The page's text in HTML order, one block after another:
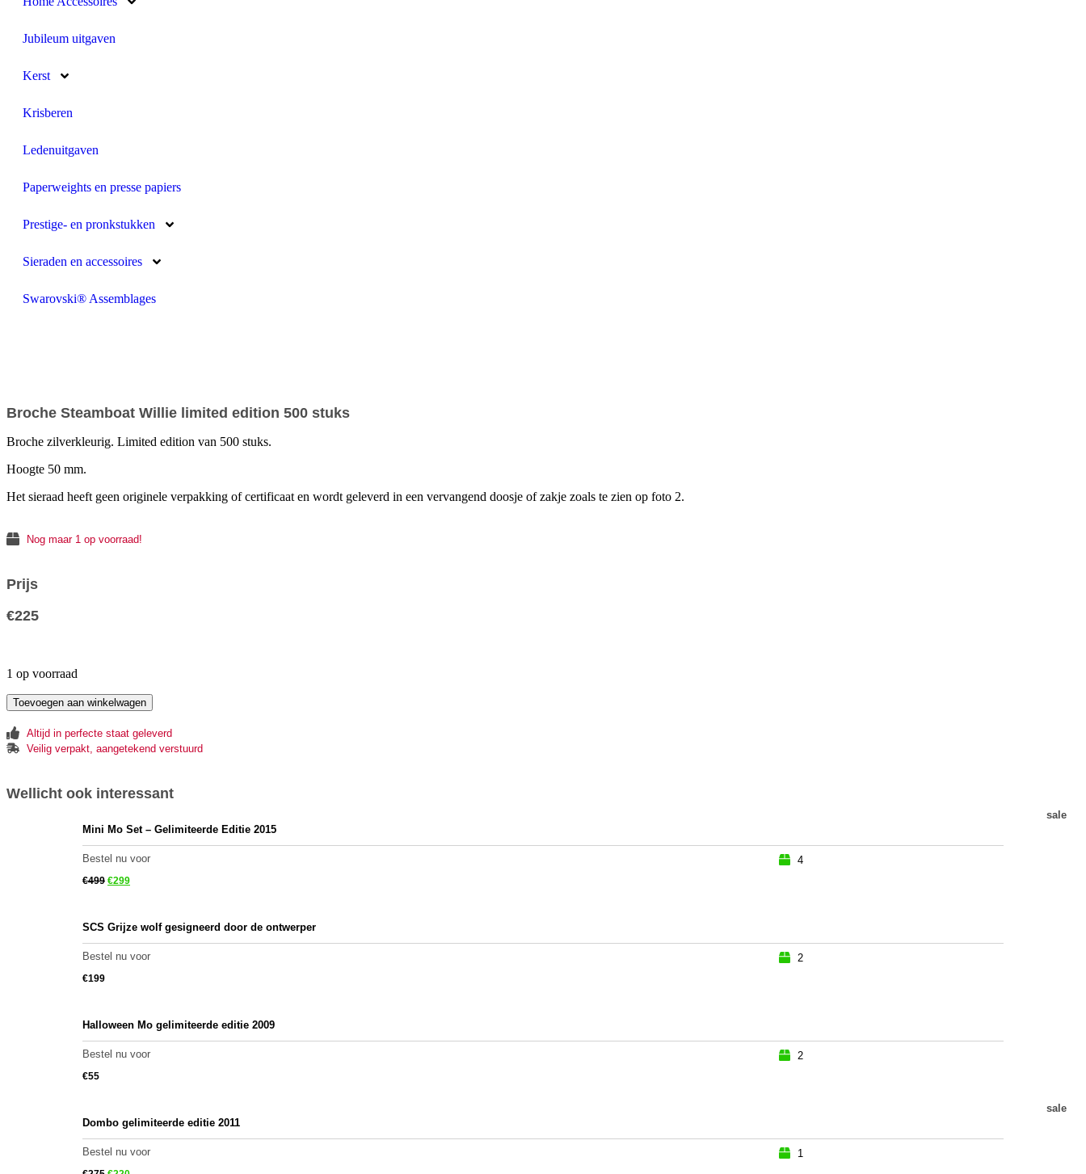
Jubileum uitgaven
Kerst
Krisberen
Ledenuitgaven
Paperweights en presse papiers
Prestige- en pronkstukken
Sieraden en accessoires
Swarovski® Assemblages
Broche Steamboat Willie limited edition 500 stuks
Broche zilverkleurig. Limited edition van 500 stuks.
Hoogte 50 mm.
Het sieraad heeft geen originele verpakking of certificaat en wordt geleverd in een vervangend doosje of zakje zoals te zien op foto 2.
Nog maar 1 op voorraad!
Prijs
€225
1 op voorraad
Toevoegen aan winkelwagen
Altijd in perfecte staat geleverd
Veilig verpakt, aangetekend verstuurd
Wellicht ook interessant
sale
Mini Mo Set – Gelimiteerde Editie 2015
Bestel nu voor
€499 €299
4
SCS Grijze wolf gesigneerd door de ontwerper
Bestel nu voor
€199
2
Halloween Mo gelimiteerde editie 2009
Bestel nu voor
€55
2
sale
Dombo gelimiteerde editie 2011
Bestel nu voor 1